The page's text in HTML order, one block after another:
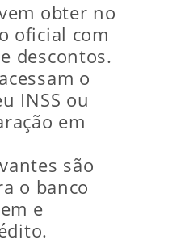
obter no
oficial com
descontos.
o
INSS ou
em
são
o banco
e